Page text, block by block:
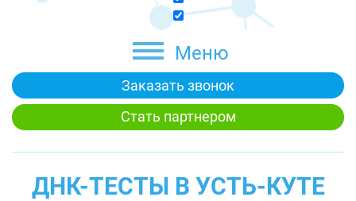
Меню
Заказать звонок
Стать партнером
ДНК-ТЕСТЫ В УСТЬ-КУТЕ